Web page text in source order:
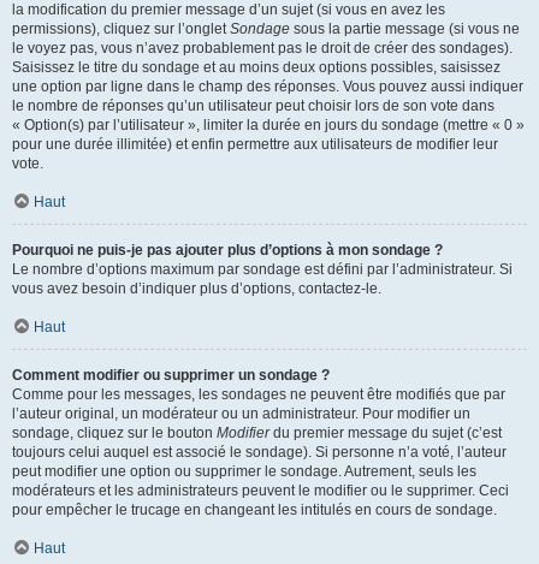
la modification du premier message d’un sujet (si vous en avez les
permissions), cliquez sur l’ongletSondage sous la partie message (si vous ne
le voyez pas, vous n’avez probablement pas le droit de créer des sondages).
Saisissez le titre du sondage et au moins deux options possibles, saisissez
une option par ligne dans le champ des réponses. Vous pouvez aussi indiquer
le nombre de réponses qu’un utilisateur peut choisir lors de son vote dans
« Option(s) par l’utilisateur », limiter la durée en jours du sondage (mettre « 0 »
pour une durée illimitée) et enfin permettre aux utilisateurs de modifier leur
vote.
Haut
Pourquoi ne puis-je pas ajouter plus d’options à mon sondage ?
Le nombre d’options maximum par sondage est défini par l’administrateur. Si
vous avez besoin d’indiquer plus d’options, contactez-le.
Haut
Comment modifier ou supprimer un sondage ?
Comme pour les messages, les sondages ne peuvent être modifiés que par
l’auteur original, un modérateur ou un administrateur. Pour modifier un
sondage, cliquez sur le bouton Modifierdu premier message du sujet (c’est
toujours celui auquel est associé le sondage). Si personne n’a voté, l’auteur
peut modifier une option ou supprimer le sondage. Autrement, seuls les
modérateurs et les administrateurs peuvent le modifier ou le supprimer. Ceci
pour empêcher le trucage en changeant les intitulés en cours de sondage.
Haut